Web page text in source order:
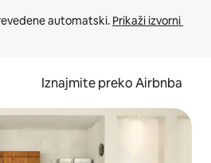
automatski. Prikaži izvorni
Iznajmite preko Airbnba